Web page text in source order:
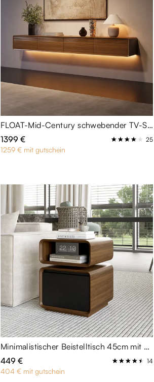
FLOAT-Mid-Century schwebender TV-Schrank 240 cm in Walnuss-Optik mit dimmbarer LED-Beleuchtung & Stauraum - für 85 Zoll Fernseher
1399 €
25
1259 € mit gutschein
Minimalistischer Beistelltisch 45cm mit Schublade & drehbarer Ablage | Walnuss & Schwarz
449 €
14
404 € mit gutschein